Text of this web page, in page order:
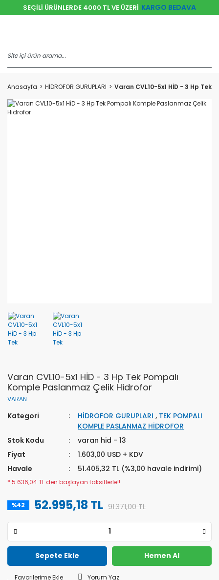
SEÇİLİ ÜRÜNLERDE 4000 TL VE ÜZERİ KARGO BEDAVA
Anasayfa HİDROFOR GURUPLARI Varan CVL10-5x1 HİD - 3 Hp Tek
Varan CVL10-5x1 HİD - 3 Hp Tek Pompalı
Komple Paslanmaz Çelik Hidrofor
VARAN
Kategori HİDROFOR GURUPLARI , TEK POMPALI
KOMPLE PASLANMAZ HİDROFOR
Stok Kodu
varan hid - 13
Fiyat
1.603,00 USD + KDV
Havale
51.405,32 TL (%3,00 havale indirimi)
* 5.636,04 TL den başlayan taksitlerle!!
%42 52.995,18 TL 91.371,00 TL
Sepete Ekle Hemen Al
Yorum Yaz